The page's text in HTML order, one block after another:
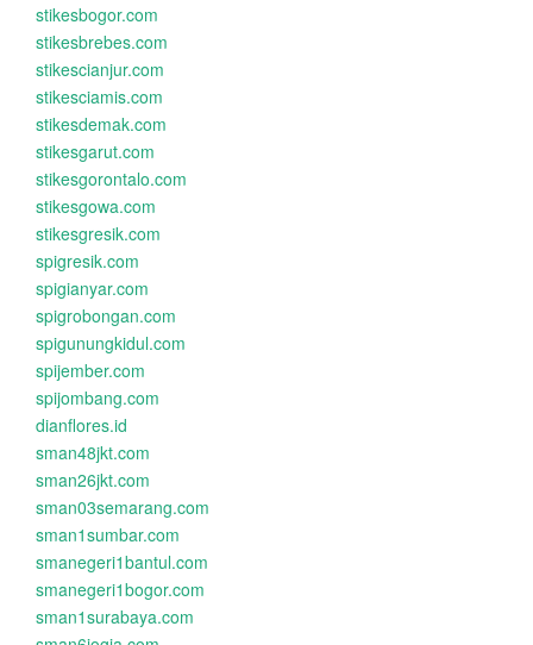
stikesbogor.com
stikesbrebes.com
stikescianjur.com
stikesciamis.com
stikesdemak.com
stikesgarut.com
stikesgorontalo.com
stikesgowa.com
stikesgresik.com
spigresik.com
spigianyar.com
spigrobongan.com
spigunungkidul.com
spijember.com
spijombang.com
dianflores.id
sman48jkt.com
sman26jkt.com
sman03semarang.com
sman1sumbar.com
smanegeri1bantul.com
smanegeri1bogor.com
sman1surabaya.com